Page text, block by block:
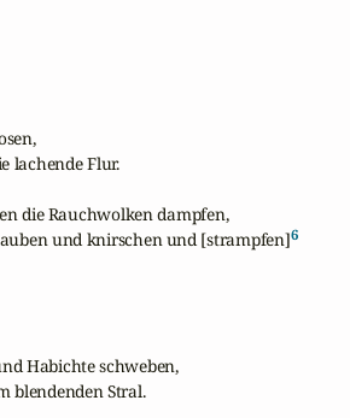
lachende Flur.
die Rauchwolken dampfen,
und knirschen und [strampfen]6
Habichte schweben,
blendenden Stral.